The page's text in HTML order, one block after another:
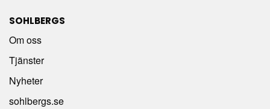
SOHLBERGS
Om oss
Tjänster
Nyheter
sohlbergs.se